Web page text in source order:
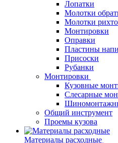
Лопатки
Молотки
Молотки
Монтировки
Оправки
Пластины
Присоски
Рубанки
Монтировки
Кузовные
Слесарные
Общий инструмент
Проемы кузова
Материалы расходные